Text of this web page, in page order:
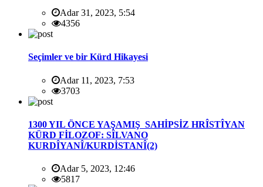
Adar 31, 2023, 5:54
4356
Seçimler ve bir Kürd Hikayesi
Adar 11, 2023, 7:53
3703
1300 YIL ÖNCE YAŞAMIŞ SAHİPSİZ HRÎSTÎYAN
KÜRD FİLOZOF: SÎLVANO
KURDÎYANÎ/KURDİSTANÎ(2)
Adar 5, 2023, 12:46
5817